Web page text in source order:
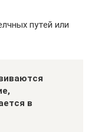
путей или
в